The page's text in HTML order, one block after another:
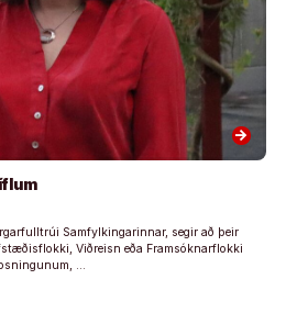
arrow_forward
Samfylkingarinnar, segir að þeir
Viðreisn eða Framsóknarflokki
…